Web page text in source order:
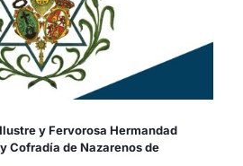
y Fervorosa Hermandad
Cofradía de Nazarenos de